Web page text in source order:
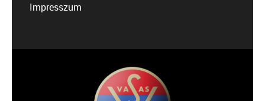
Impresszum